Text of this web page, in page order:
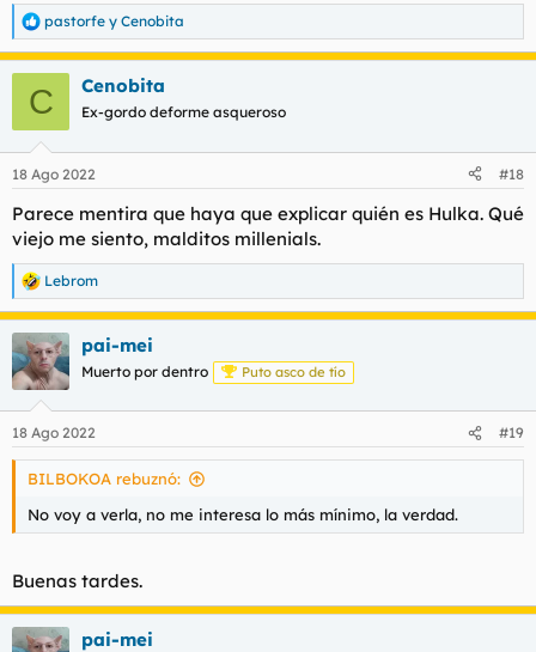
R
e
e
:
pastorfe y Cenobita
C Cenobita
Ex-gordo deforme asqueroso
18 Ago 2022 #18
Parece mentira que haya que explicar quién es Hulka. Qué
viejo me siento, malditos millenials.
R
e
a
c
c
i
e
s
Lebrom
pai-mei
Muerto por dentro Puto asco de tío
18 Ago 2022 #19
BILBOKOA rebuznó:
No voy a verla, no me interesa lo más mínimo, la verdad.
Buenas tardes.
pai-mei